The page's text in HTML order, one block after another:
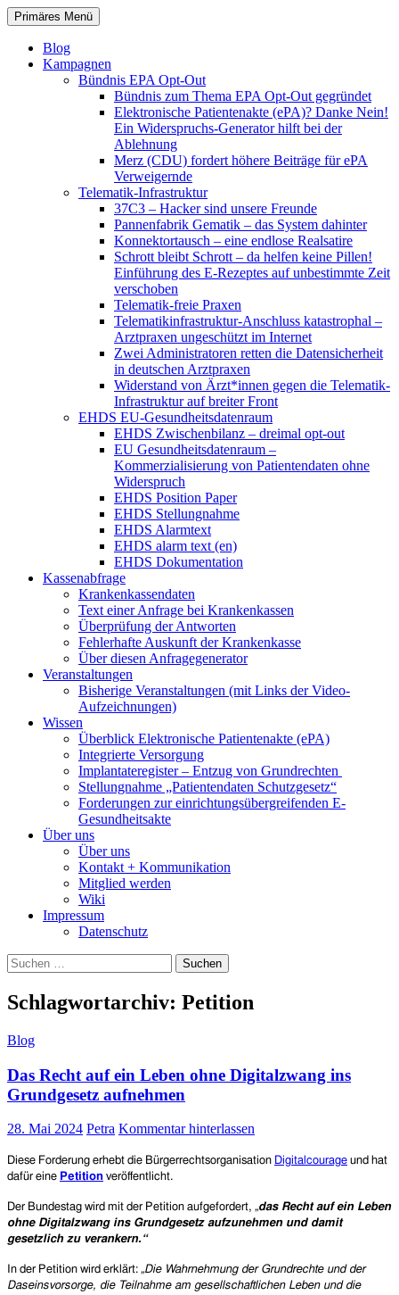
Zum
Inhalt
springen
patientenrechte-datenschutz.de
Suchen
Primäres Menü
Blog
Kampagnen
Bündnis EPA Opt-Out
Bündnis zum Thema EPA Opt-Out gegründet
Elektronische Patientenakte (ePA)? Danke Nein!
Ein Widerspruchs-Generator hilft bei der
Ablehnung
Merz (CDU) fordert höhere Beiträge für ePA
Verweigernde
Telematik-Infrastruktur
37C3 – Hacker sind unsere Freunde
Pannenfabrik Gematik – das System dahinter
Konnektortausch – eine endlose Realsatire
Schrott bleibt Schrott – da helfen keine Pillen!
Einführung des E-Rezeptes auf unbestimmte Zeit
verschoben
Telematik-freie Praxen
Telematikinfrastruktur-Anschluss katastrophal –
Arztpraxen ungeschützt im Internet
Zwei Administratoren retten die Datensicherheit
in deutschen Arztpraxen
Widerstand von Ärzt*innen gegen die Telematik-
Infrastruktur auf breiter Front
EHDS EU-Gesundheitsdatenraum
EHDS Zwischenbilanz – dreimal opt-out
EU Gesundheitsdatenraum –
Kommerzialisierung von Patientendaten ohne
Widerspruch
EHDS Position Paper
EHDS Stellungnahme
EHDS Alarmtext
EHDS alarm text (en)
EHDS Dokumentation
Kassenabfrage
Krankenkassendaten
Text einer Anfrage bei Krankenkassen
Überprüfung der Antworten
Fehlerhafte Auskunft der Krankenkasse
Über diesen Anfragegenerator
Veranstaltungen
Bisherige Veranstaltungen (mit Links der Video-
Aufzeichnungen)
Wissen
Überblick Elektronische Patientenakte (ePA)
Integrierte Versorgung
Implantateregister – Entzug von Grundrechten
Stellungnahme „Patientendaten Schutzgesetz“
Forderungen zur einrichtungsübergreifenden E-
Gesundheitsakte
Über uns
Über uns
Kontakt + Kommunikation
Mitglied werden
Wiki
Impressum
Datenschutz
Suchen
nach:
Schlagwortarchiv: Petition
Blog
Das Recht auf ein Leben ohne Digitalzwang ins
Grundgesetz aufnehmen
28. Mai 2024 Petra Kommentar hinterlassen
Diese Forderung erhebt die Bürgerrechtsorganisation Digitalcourage und hat
dafür eine Petition veröffentlicht.
Der Bundestag wird mit der Petition aufgefordert, „das Recht auf ein Leben
ohne Digitalzwang ins Grundgesetz aufzunehmen und damit
gesetzlich zu verankern.“
In der Petition wird erklärt: „Die Wahrnehmung der Grundrechte und der
Daseinsvorsorge, die Teilnahme am gesellschaftlichen Leben und die